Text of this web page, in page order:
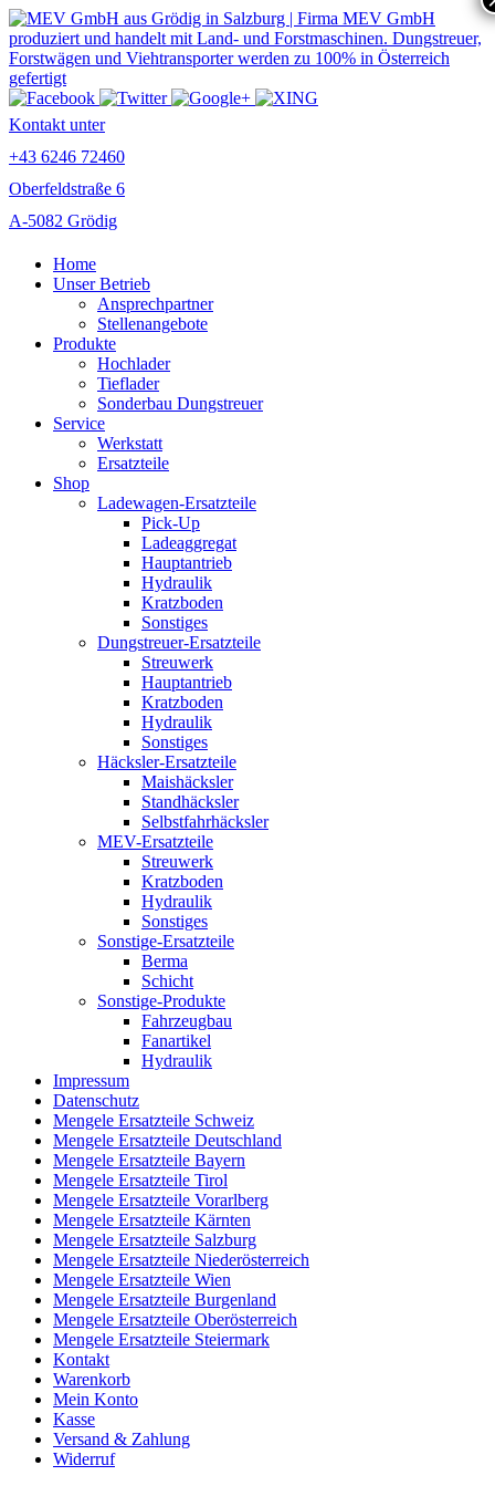
Kontakt unter
+43 6246 72460
Oberfeldstraße 6
A-5082 Grödig
Home
Unser Betrieb
Ansprechpartner
Stellenangebote
Produkte
Hochlader
Tieflader
Sonderbau Dungstreuer
Service
Werkstatt
Ersatzteile
Shop
Ladewagen-Ersatzteile
Pick-Up
Ladeaggregat
Hauptantrieb
Hydraulik
Kratzboden
Sonstiges
Dungstreuer-Ersatzteile
Streuwerk
Hauptantrieb
Kratzboden
Hydraulik
Sonstiges
Häcksler-Ersatzteile
Maishäcksler
Standhäcksler
Selbstfahrhäcksler
MEV-Ersatzteile
Streuwerk
Kratzboden
Hydraulik
Sonstiges
Sonstige-Ersatzteile
Berma
Schicht
Sonstige-Produkte
Fahrzeugbau
Fanartikel
Hydraulik
Impressum
Datenschutz
Mengele Ersatzteile Schweiz
Mengele Ersatzteile Deutschland
Mengele Ersatzteile Bayern
Mengele Ersatzteile Tirol
Mengele Ersatzteile Vorarlberg
Mengele Ersatzteile Kärnten
Mengele Ersatzteile Salzburg
Mengele Ersatzteile Niederösterreich
Mengele Ersatzteile Wien
Mengele Ersatzteile Burgenland
Mengele Ersatzteile Oberösterreich
Mengele Ersatzteile Steiermark
Kontakt
Warenkorb
Mein Konto
Kasse
Versand & Zahlung
Widerruf